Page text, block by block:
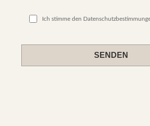
Ich stimme den